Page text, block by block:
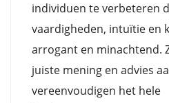
individuen te verbeteren
vaardigheden, intuïtie en
arrogant en minachtend.
juiste mening en advies
vereenvoudigen het hele